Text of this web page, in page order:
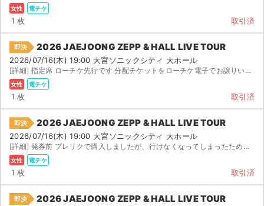
女性 電チケ
1 枚 取引済
即決 2026 JAEJOONG ZEPP & HALL LIVE TOUR
2026/07/16(木) 19:00 大宮ソニックシティ 大ホール
[詳細] 指定席 ローチケ先行です 分配チケットをローチケ電子でお譲りいたします 分配の際、お名前とお...
女性 電チケ
1 枚 取引済
即決 2026 JAEJOONG ZEPP & HALL LIVE TOUR
2026/07/16(木) 19:00 大宮ソニックシティ 大ホール
[詳細] 発券前 プレリクで購入しましたが、行けなくなってしまったため出品してさせて頂きます。 階 ...
女性 電チケ
1 枚 取引済
即決 2026 JAEJOONG ZEPP & HALL LIVE TOUR